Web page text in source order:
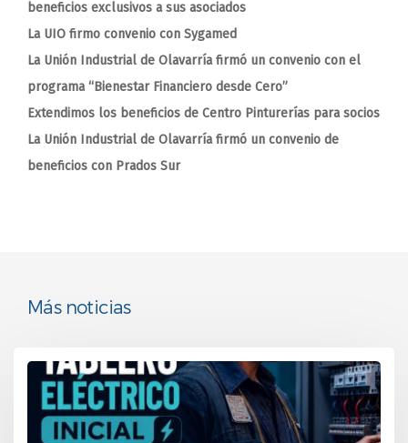
beneficios exclusivos a sus asociados
La UIO firmo convenio con Sygamed
La Unión Industrial de Olavarría firmó un convenio con el
programa “Bienestar Financiero desde Cero”
Extendimos los beneficios de Centro Pinturerías para socios
La Unión Industrial de Olavarría firmó un convenio de
beneficios con Prados Sur
Más noticias